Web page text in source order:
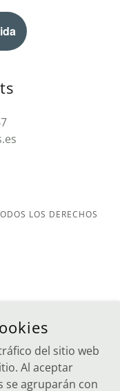
LOS DERECHOS
del sitio web
Al aceptar
se agruparán con